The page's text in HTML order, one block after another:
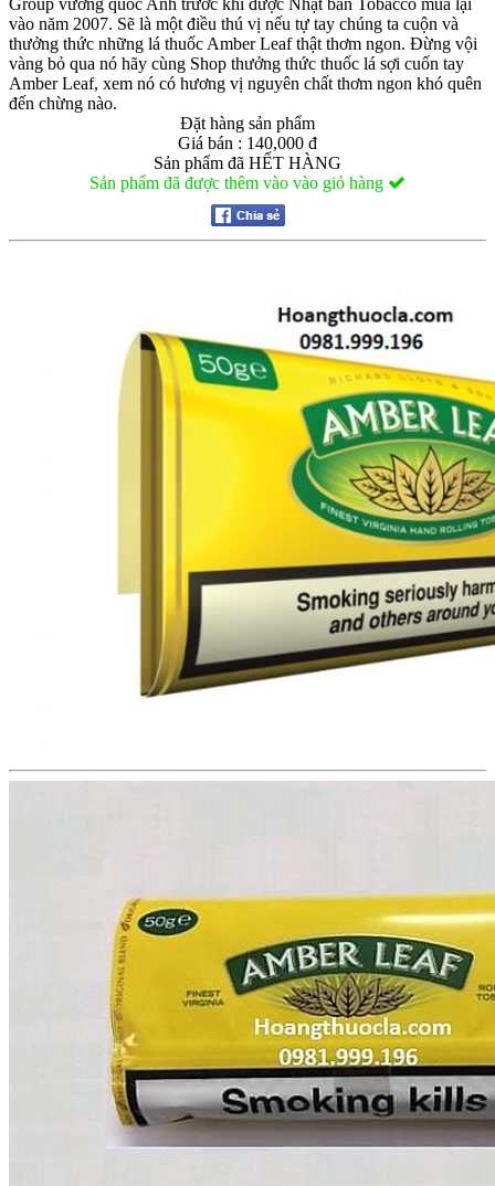
Group vương quốc Anh trước khi được Nhật bản Tobacco mua lại
vào năm 2007. Sẽ là một điều thú vị nếu tự tay chúng ta cuộn và
thưởng thức những lá thuốc Amber Leaf thật thơm ngon. Đừng vội
vàng bỏ qua nó hãy cùng Shop thưởng thức thuốc lá sợi cuốn tay
Amber Leaf, xem nó có hương vị nguyên chất thơm ngon khó quên
đến chừng nào.
Đặt hàng sản phẩm
Giá bán : 140,000 đ
Sản phẩm đã HẾT HÀNG
Sản phẩm đã được thêm vào vào giỏ hàng